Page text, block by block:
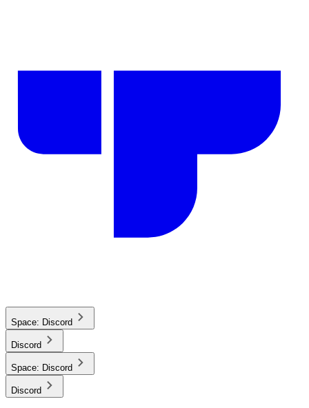
Space: Discord
Discord
Space: Discord
Discord